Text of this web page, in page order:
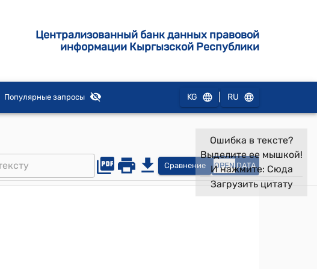
Централизованный банк данных правовой
информации Кыргызской Республики
Популярные запросы KG RU
Сравнение OPEN DATA
Ошибка в тексте?
Выделите ее мышкой!
И нажмите: Сюда
Загрузить цитату